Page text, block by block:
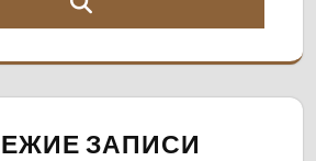
ЗАПИСИ